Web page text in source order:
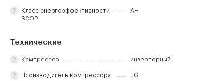
Класс энергоэффективности
SCOP
A+
Технические
Компрессор инверторный
Производитель компрессора LG